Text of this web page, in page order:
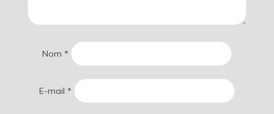
Nom *
E-mail *